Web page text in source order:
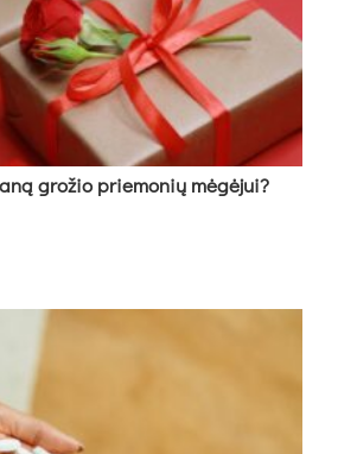
grožio priemonių mėgėjui?